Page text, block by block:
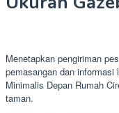
Menetapkan pengiriman
pemasangan dan
Minimalis Depan Rumah
taman.